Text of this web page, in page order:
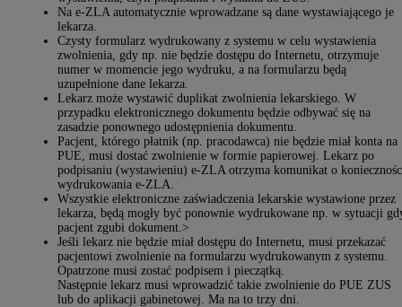
Na e-ZLA automatycznie wprowadzane są dane wystawiającego je
lekarza.
Czysty formularz wydrukowany z systemu w celu wystawienia
zwolnienia, gdy np. nie będzie dostępu do Internetu, otrzymuje
numer w momencie jego wydruku, a na formularzu będą
uzupełnione dane lekarza.
Lekarz może wystawić duplikat zwolnienia lekarskiego. W
przypadku elektronicznego dokumentu będzie odbywać się na
zasadzie ponownego udostępnienia dokumentu.
Pacjent, którego płatnik (np. pracodawca) nie będzie miał konta na
PUE, musi dostać zwolnienie w formie papierowej. Lekarz po
podpisaniu (wystawieniu) e-ZLA otrzyma komunikat o
wydrukowania e-ZLA.
Wszystkie elektroniczne zaświadczenia lekarskie wystawione przez
lekarza, będą mogły być ponownie wydrukowane np. w sytuacji
pacjent zgubi dokument.>
Jeśli lekarz nie będzie miał dostępu do Internetu, musi przekazać
pacjentowi zwolnienie na formularzu wydrukowanym z systemu.
Opatrzone musi zostać podpisem i pieczątką.
Następnie lekarz musi wprowadzić takie zwolnienie do PUE ZUS
lub do aplikacji gabinetowej. Ma na to trzy dni.